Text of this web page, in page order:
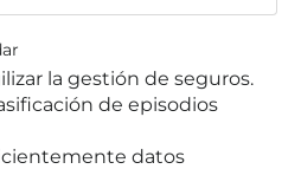
la gestión de seguros.
de episodios
datos